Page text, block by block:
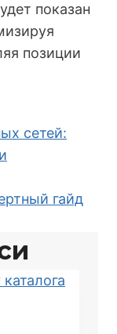
показан
позиции
сетей:
гайд